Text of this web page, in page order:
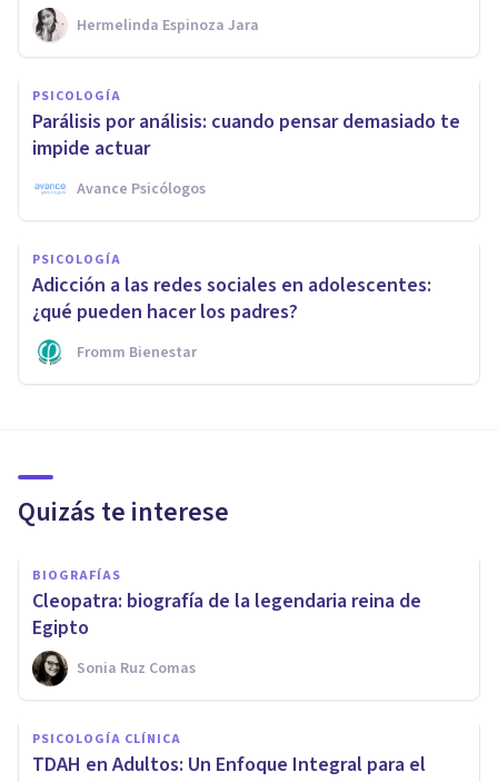
Hermelinda Espinoza Jara
PSICOLOGÍA
Parálisis por análisis: cuando pensar demasiado te
impide actuar
Avance Psicólogos
PSICOLOGÍA
Adicción a las redes sociales en adolescentes:
¿qué pueden hacer los padres?
Fromm Bienestar
Quizás te interese
BIOGRAFÍAS
Cleopatra: biografía de la legendaria reina de
Egipto
Sonia Ruz Comas
PSICOLOGÍA CLÍNICA
TDAH en Adultos: Un Enfoque Integral para el